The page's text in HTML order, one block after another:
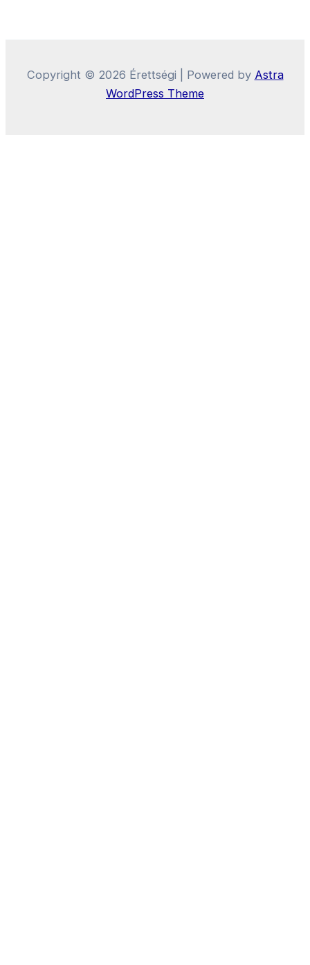
Copyright © 2026 Érettségi | Powered by Astra
WordPress Theme